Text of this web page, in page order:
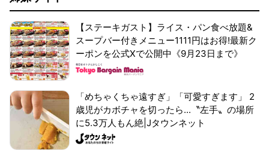
【ステーキガスト】ライス・パン食べ放題&
スープバー付きメニュー1111円はお得!最新ク
ーポンを公式Xで公開中《9月23日まで》
「めちゃくちゃ遠すぎ」「可愛すぎます」 2
歳児がカボチャを切ったら...〝左手〟の場所
に5.3万人もん絶|Jタウンネット